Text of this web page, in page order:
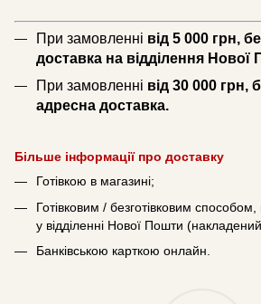
При замовленні від 5 000 грн,
доставка на відділення Нової
При замовленні від 30 000 грн,
адресна доставка.
Більше інформації про доставку
Готівкою в магазині;
Готівковим / безготівковим
у відділенні Нової Пошти
Банківською карткою онлайн.